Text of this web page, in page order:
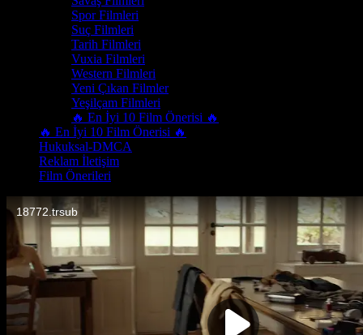
Spor Filmleri
Suç Filmleri
Tarih Filmleri
Vuxia Filmleri
Western Filmleri
Yeni Çıkan Filmler
Yeşilçam Filmleri
🔥 En İyi 10 Film Önerisi 🔥
🔥 En İyi 10 Film Önerisi 🔥
Hukuksal-DMCA
Reklam İletişim
Film Önerileri